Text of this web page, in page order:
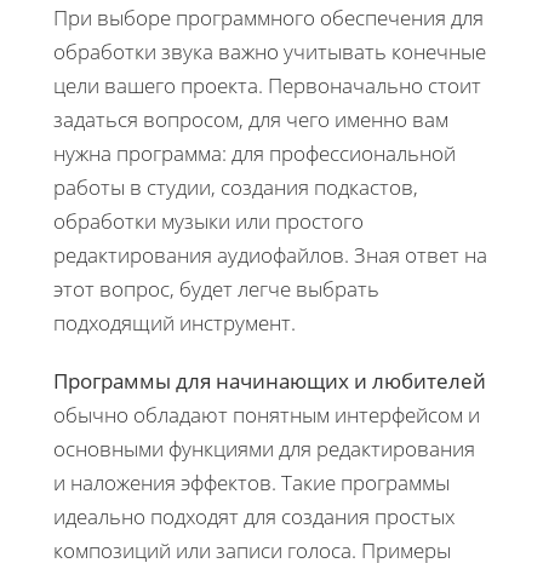
При выборе программного обеспечения для
обработки звука важно учитывать конечные
цели вашего проекта. Первоначально стоит
задаться вопросом, для чего именно вам
нужна программа: для профессиональной
работы в студии, создания подкастов,
обработки музыки или простого
редактирования аудиофайлов. Зная ответ на
этот вопрос, будет легче выбрать
подходящий инструмент.
Программы для начинающих и любителей
обычно обладают понятным интерфейсом и
основными функциями для редактирования
и наложения эффектов. Такие программы
идеально подходят для создания простых
композиций или записи голоса. Примеры